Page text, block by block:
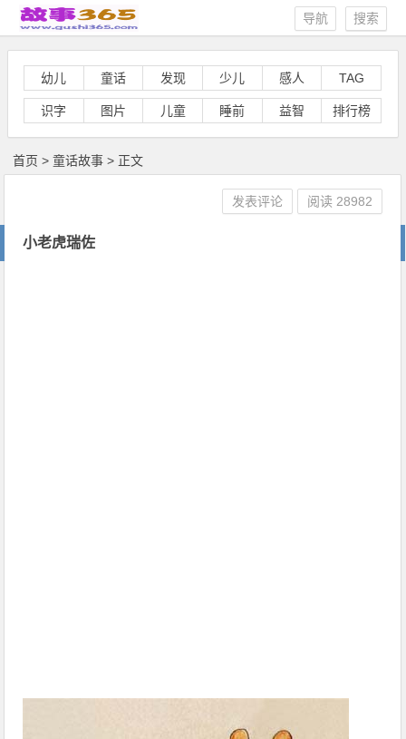
搜索
导航
幼儿 童话 发现 少儿 感人 TAG
识字 图片 儿童 睡前 益智 排行榜
首页 >童话故事 > 正文
小老虎瑞佐
发表评论 阅读 28982